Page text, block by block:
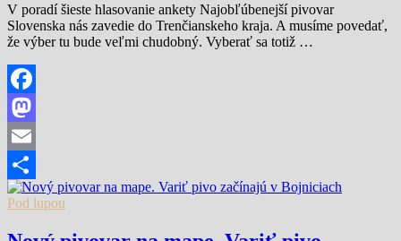
V poradí šieste hlasovanie ankety Najobľúbenejší pivovar
Slovenska nás zavedie do Trenčianskeho kraja. A musíme povedať,
že výber tu bude veľmi chudobný. Vyberať sa totiž …
Facebook
Mastodon
Email
Share
Pod lupou